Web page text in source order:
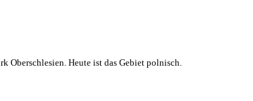
Oberschlesien. Heute ist das Gebiet polnisch.